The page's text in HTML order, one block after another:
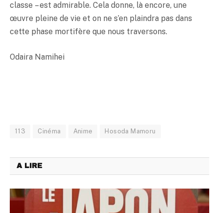
classe – est admirable. Cela donne, là encore, une
œuvre pleine de vie et on ne s’en plaindra pas dans
cette phase mortifère que nous traversons.
Odaira Namihei
113 Cinéma Anime Hosoda Mamoru
A LIRE